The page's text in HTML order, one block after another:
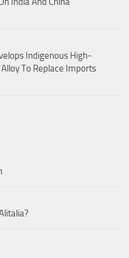
Indigenous High-
To Replace Imports